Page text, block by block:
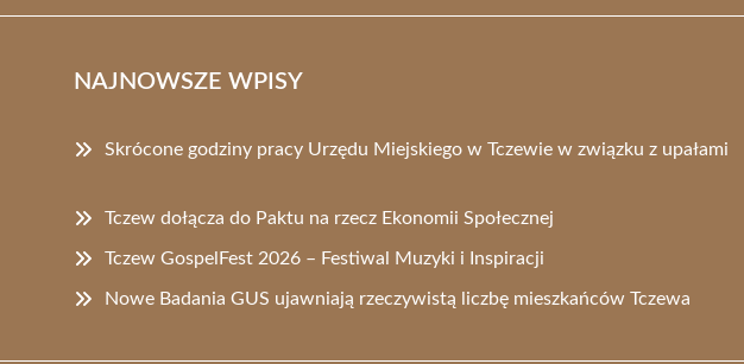
NAJNOWSZE WPISY
Skrócone godziny pracy Urzędu Miejskiego w Tczewie w związku z upałami
Tczew dołącza do Paktu na rzecz Ekonomii Społecznej
Tczew GospelFest 2026 – Festiwal Muzyki i Inspiracji
Nowe Badania GUS ujawniają rzeczywistą liczbę mieszkańców Tczewa